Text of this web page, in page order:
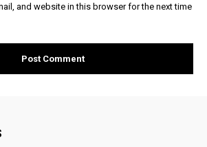
and website in this browser for the next time